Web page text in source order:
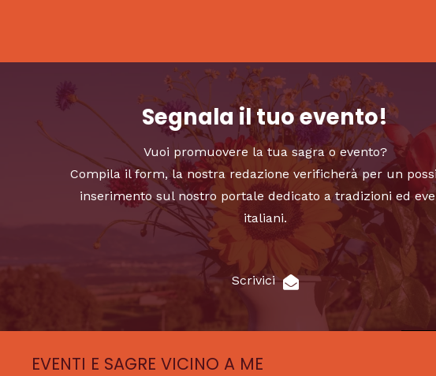
Segnala il tuo evento!
Vuoi promuovere la tua sagra o evento?
Compila il form, la nostra redazione verificherà per un
inserimento sul nostro portale dedicato a tradizioni ed
italiani.
Scrivici
EVENTI E SAGRE VICINO A ME